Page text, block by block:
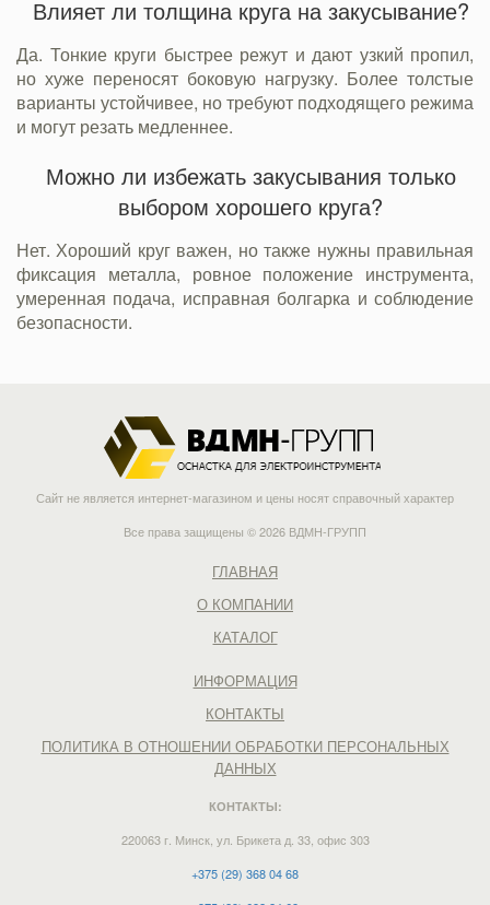
Влияет ли толщина круга на закусывание?
Да. Тонкие круги быстрее режут и дают узкий пропил,
но хуже переносят боковую нагрузку. Более толстые
варианты устойчивее, но требуют подходящего режима
и могут резать медленнее.
Можно ли избежать закусывания только
выбором хорошего круга?
Нет. Хороший круг важен, но также нужны правильная
фиксация металла, ровное положение инструмента,
умеренная подача, исправная болгарка и соблюдение
безопасности.
Сайт не является интернет-магазином и цены носят справочный характер
Все права защищены © 2026 ВДМН-ГРУПП
ГЛАВНАЯ
О КОМПАНИИ
КАТАЛОГ
ИНФОРМАЦИЯ
КОНТАКТЫ
ПОЛИТИКА В ОТНОШЕНИИ ОБРАБОТКИ ПЕРСОНАЛЬНЫХ
ДАННЫХ
КОНТАКТЫ:
220063 г. Минск, ул. Брикета д. 33, офис 303
+375 (29) 368 04 68